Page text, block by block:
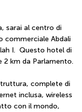
sarai al centro di
commerciale Abdali
I.  Questo hotel di
2 km da Parlamento.
complete di
inclusa, wireless
con il mondo,